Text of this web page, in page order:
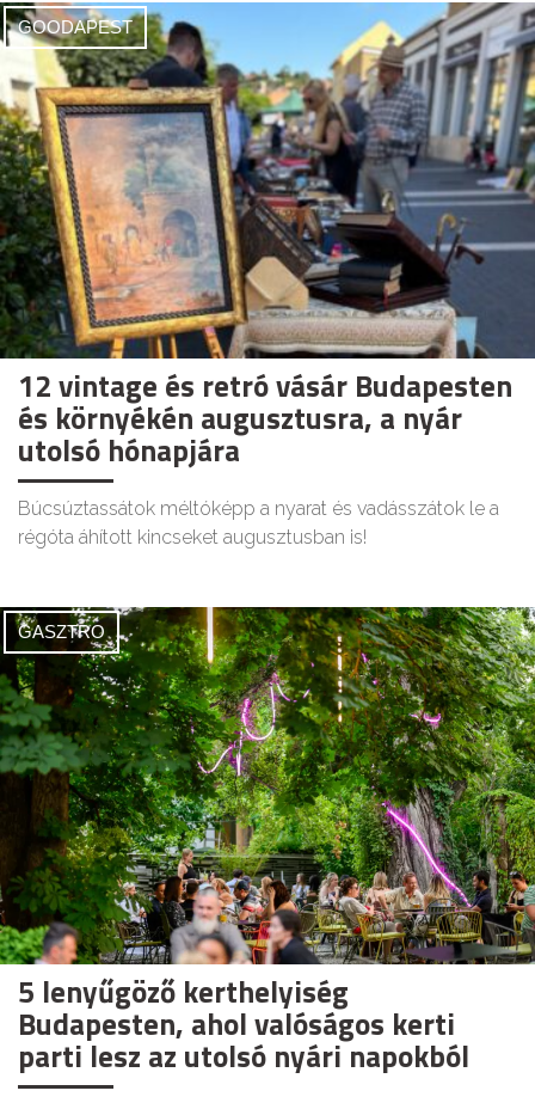
GOODAPEST
12 vintage és retró vásár Budapesten
és környékén augusztusra, a nyár
utolsó hónapjára
Búcsúztassátok méltóképp a nyarat és vadásszátok le a
régóta áhított kincseket augusztusban is!
GASZTRO
5 lenyűgöző kerthelyiség
Budapesten, ahol valóságos kerti
parti lesz az utolsó nyári napokból